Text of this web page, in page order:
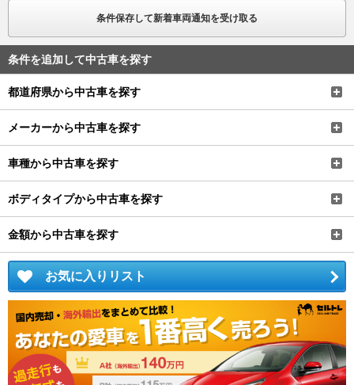
条件保存して新着車両通知を受け取る
条件を追加して中古車を探す
都道府県から中古車を探す
メーカーから中古車を探す
車種から中古車を探す
ボディタイプから中古車を探す
金額から中古車を探す
お気に入りリスト